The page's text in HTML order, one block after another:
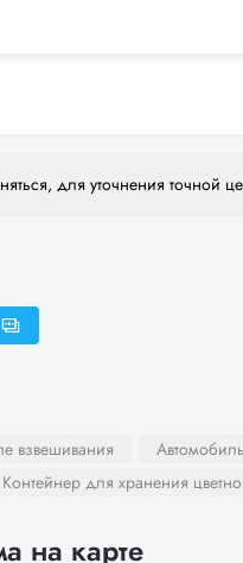
для уточнения точной
взвешивания
Контейнер для хранения
на карте